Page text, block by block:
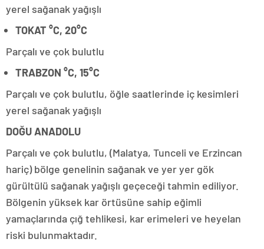
yerel sağanak yağışlı
TOKAT °C, 20°C
Parçalı ve çok bulutlu
TRABZON °C, 15°C
Parçalı ve çok bulutlu, öğle saatlerinde iç kesimleri
yerel sağanak yağışlı
DOĞU ANADOLU
Parçalı ve çok bulutlu, (Malatya, Tunceli ve Erzincan
hariç) bölge genelinin sağanak ve yer yer gök
gürültülü sağanak yağışlı geçeceği tahmin ediliyor.
Bölgenin yüksek kar örtüsüne sahip eğimli
yamaçlarında çığ tehlikesi, kar erimeleri ve heyelan
riski bulunmaktadır.